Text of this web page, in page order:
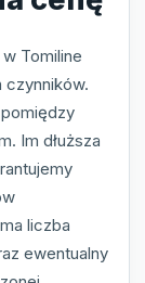
Tomiline
czynników.
Im dłuższa
liczba
ewentualny